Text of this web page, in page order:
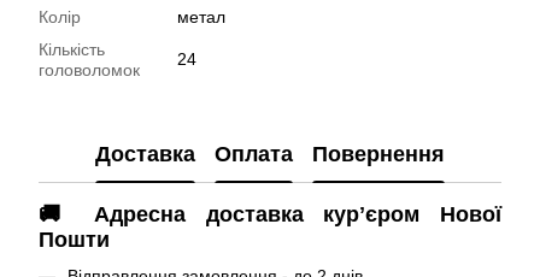
Колір
метал
Кількість
головоломок
24
Доставка Оплата Повернення
🚚 Адресна доставка курʼєром Нової
Пошти